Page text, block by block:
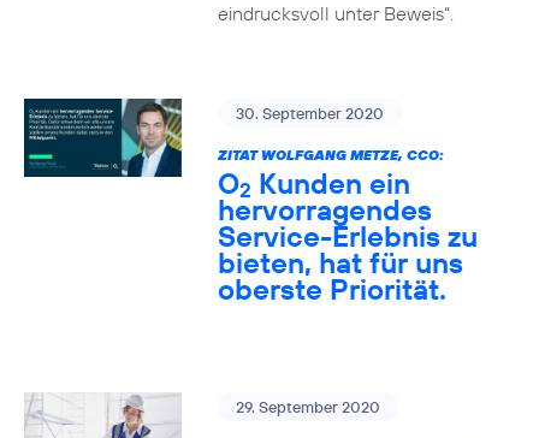
eindrucksvoll unter Beweis“.
30. September 2020
ZITAT WOLFGANG METZE, CCO:
O2 Kunden ein
hervorragendes
Service-Erlebnis zu
bieten, hat für uns
oberste Priorität.
29. September 2020